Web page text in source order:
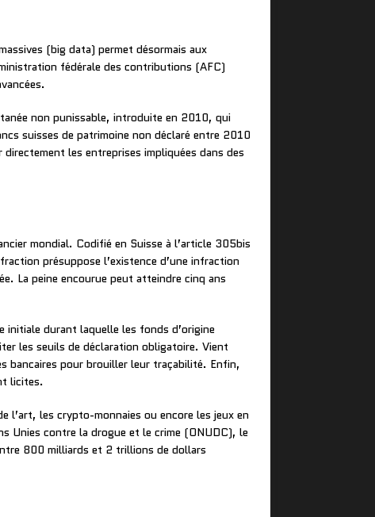
(big data) permet désormais aux
fédérale des contributions (AFC)
non punissable, introduite en 2010, qui
suisses de patrimoine non déclaré entre 2010
les entreprises impliquées dans des
mondial. Codifié en Suisse à l’article 305bis
présuppose l’existence d’une infraction
La peine encourue peut atteindre cinq ans
initiale durant laquelle les fonds d’origine
les seuils de déclaration obligatoire. Vient
bancaires pour brouiller leur traçabilité. Enfin,
licites.
l’art, les crypto-monnaies ou encore les jeux en
Unies contre la drogue et le crime (ONUDC), le
800 milliards et 2 trillions de dollars